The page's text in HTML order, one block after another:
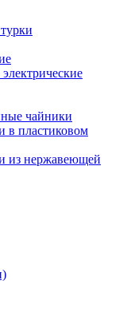
чайники
в пластиковом
из нержавеющей